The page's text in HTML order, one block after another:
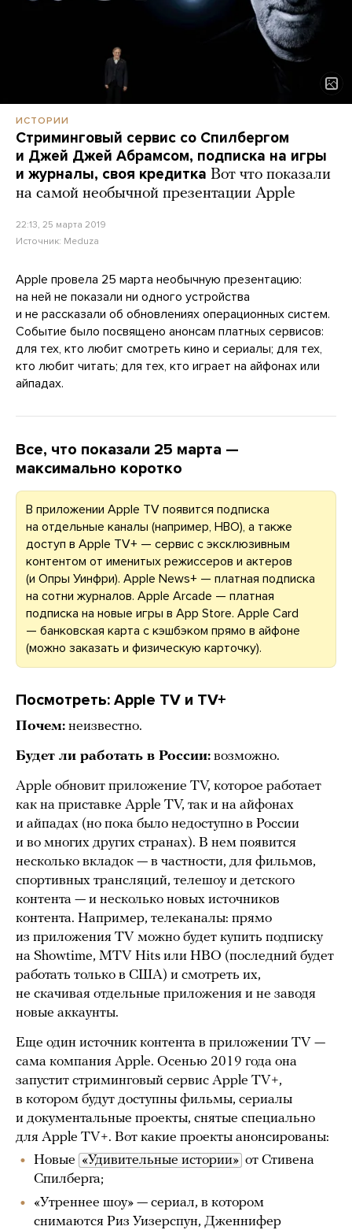
ИСТОРИИ
Стриминговый сервис со Спилбергом
и Джей Джей Абрамсом, подписка на игры
и журналы, своя кредитка Вот что показали
на самой необычной презентации Apple
22:13, 25 марта 2019
Источник: Meduza
Apple провела 25 марта необычную презентацию:
на ней не показали ни одного устройства
и не рассказали об обновлениях операционных систем.
Событие было посвящено анонсам платных сервисов:
для тех, кто любит смотреть кино и сериалы; для тех,
кто любит читать; для тех, кто играет на айфонах или
айпадах.
Все, что показали 25 марта —
максимально коротко
В приложении Apple TV появится подписка
на отдельные каналы (например, HBO), а также
доступ в Apple TV+ — сервис с эксклюзивным
контентом от именитых режиссеров и актеров
(и Опры Уинфри). Apple News+ — платная подписка
на сотни журналов. Apple Arcade — платная
подписка на новые игры в App Store. Apple Card
— банковская карта с кэшбэком прямо в айфоне
(можно заказать и физическую карточку).
Посмотреть: Apple TV и TV+
Почем: неизвестно.
Будет ли работать в России: возможно.
Apple обновит приложение TV, которое работает
как на приставке Apple TV, так и на айфонах
и айпадах (но пока было недоступно в России
и во многих других странах). В нем появится
несколько вкладок — в частности, для фильмов,
спортивных трансляций, телешоу и детского
контента — и несколько новых источников
контента. Например, телеканалы: прямо
из приложения TV можно будет купить подписку
на Showtime, MTV Hits или HBO (последний будет
работать только в США) и смотреть их,
не скачивая отдельные приложения и не заводя
новые аккаунты.
Еще один источник контента в приложении TV —
сама компания Apple. Осенью 2019 года она
запустит стриминговый сервис Apple TV+,
в котором будут доступны фильмы, сериалы
и документальные проекты, снятые специально
для Apple TV+. Вот какие проекты анонсированы:
Новые «Удивительные истории» от Стивена
Спилберга;
«Утреннее шоу» — сериал, в котором
снимаются Риз Уизерспун, Дженнифер